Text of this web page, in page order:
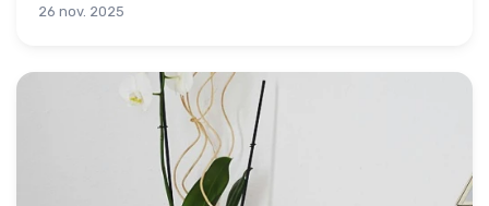
26 nov. 2025